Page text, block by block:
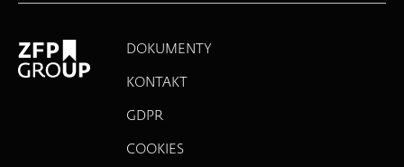
DOKUMENTY
KONTAKT
GDPR
COOKIES